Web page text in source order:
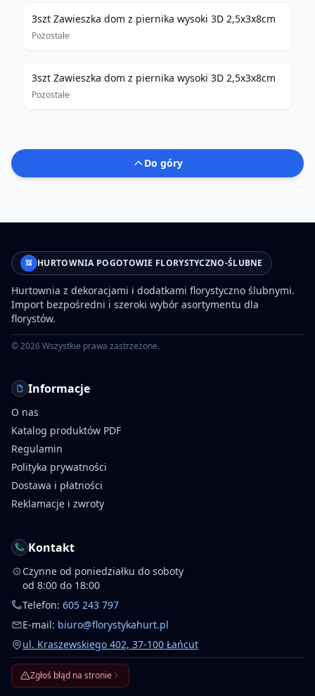
3szt Zawieszka dom z piernika wysoki 3D 2,5x3x8cm
Pozostałe
3szt Zawieszka dom z piernika wysoki 3D 2,5x3x8cm
Pozostałe
Do góry
HURTOWNIA POGOTOWIE FLORYSTYCZNO-ŚLUBNE
Hurtownia z dekoracjami i dodatkami florystyczno ślubnymi.
Import bezpośredni i szeroki wybór asortymentu dla
florystów.
©2026Wszystkie prawa zastrzeżone.
Informacje
O nas
Katalog produktów PDF
Regulamin
Polityka prywatności
Dostawa i płatności
Reklamacje i zwroty
Kontakt
Czynne od poniedziałku do soboty
od 8:00 do 18:00
Telefon: 605 243 797
E-mail: biuro@florystykahurt.pl
ul. Kraszewskiego 402, 37-100 Łańcut
Zgłoś błąd na stronie